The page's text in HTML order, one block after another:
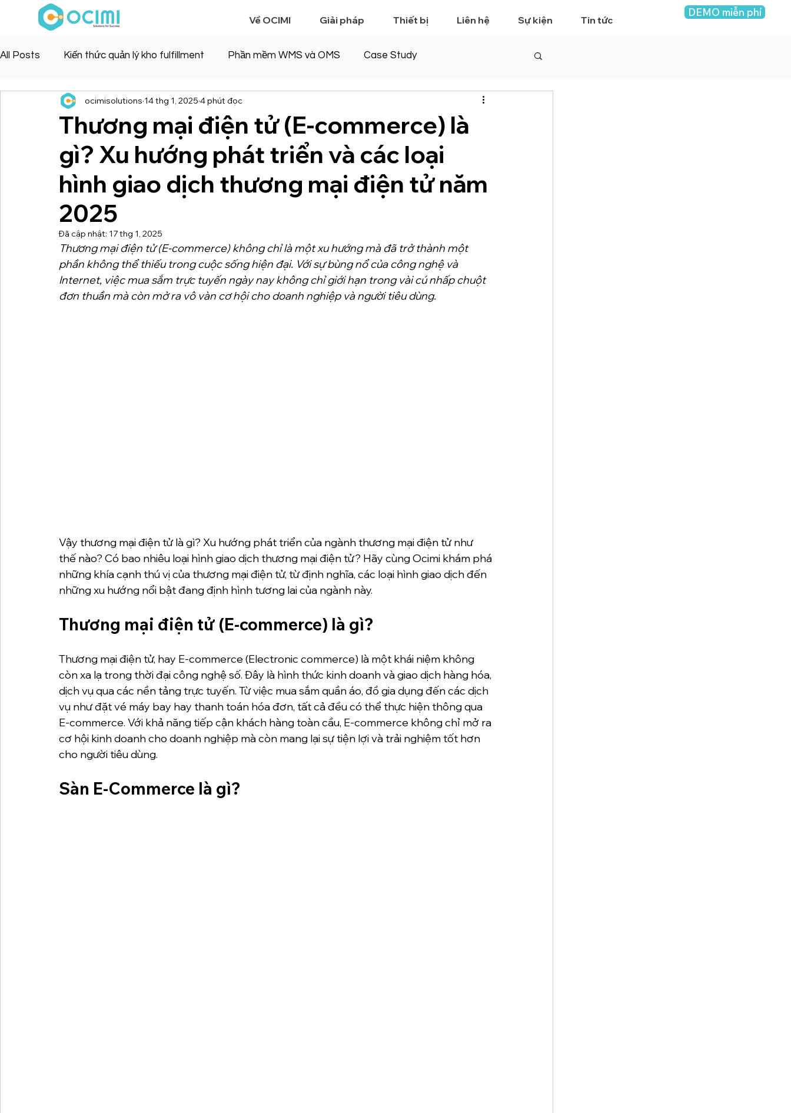
Về OCIMI Giải pháp Thiết bị Liên hệ Sự kiện Tin tức
DEMO miễn phí
All Posts Kiến thức quản lý kho fulfillment Phần mềm WMS và OMS Case Study
Thương mại điện tử (E-commerce) là
gì? Xu hướng phát triển và các loại
hình giao dịch thương mại điện tử năm
2025
ocimisolutions 14 thg 1, 2025 4 phút đọc
Đã cập nhật: 17 thg 1, 2025
Thương mại điện tử (E-commerce) không chỉ là một xu hướng mà đã trở thành một
phần không thể thiếu trong cuộc sống hiện đại. Với sự bùng nổ của công nghệ và
Internet, việc mua sắm trực tuyến ngày nay không chỉ giới hạn trong vài cú nhấp chuột
đơn thuần mà còn mở ra vô vàn cơ hội cho doanh nghiệp và người tiêu dùng.
Vậy thương mại điện tử là gì? Xu hướng phát triển của ngành thương mại điện tử như
thế nào? Có bao nhiêu loại hình giao dịch thương mại điện tử? Hãy cùng Ocimi khám phá
những khía cạnh thú vị của thương mại điện tử, từ định nghĩa, các loại hình giao dịch đến
những xu hướng nổi bật đang định hình tương lai của ngành này.
Thương mại điện tử (E-commerce) là gì?
Thương mại điện tử, hay E-commerce (Electronic commerce) là một khái niệm không
còn xa lạ trong thời đại công nghệ số. Đây là hình thức kinh doanh và giao dịch hàng hóa,
dịch vụ qua các nền tảng trực tuyến. Từ việc mua sắm quần áo, đồ gia dụng đến các dịch
vụ như đặt vé máy bay hay thanh toán hóa đơn, tất cả đều có thể thực hiện thông qua
E-commerce. Với khả năng tiếp cận khách hàng toàn cầu, E-commerce không chỉ mở ra
cơ hội kinh doanh cho doanh nghiệp mà còn mang lại sự tiện lợi và trải nghiệm tốt hơn
cho người tiêu dùng.
Sàn E-Commerce là gì?